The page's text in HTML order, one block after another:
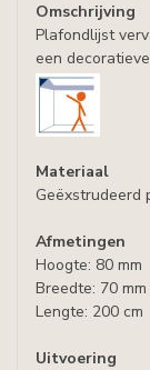
Omschrijving
Plafondlijst
een
Materiaal
Geëxstrudeerd
Afmetingen
Hoogte: 80 mm
Breedte: 70 mm
Lengte: 200 cm
Uitvoering